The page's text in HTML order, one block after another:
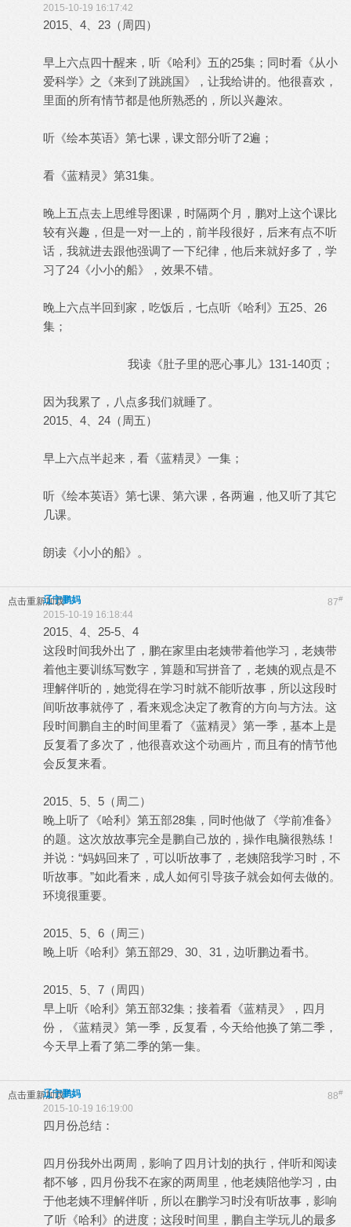
2015-10-19 16:17:42
2015、4、23（周四）
早上六点四十醒来，听《哈利》五的25集；同时看《从小
爱科学》之《来到了跳跳国》，让我给讲的。他很喜欢，
里面的所有情节都是他所熟悉的，所以兴趣浓。
听《绘本英语》第七课，课文部分听了2遍；
看《蓝精灵》第31集。
晚上五点去上思维导图课，时隔两个月，鹏对上这个课比
较有兴趣，但是一对一上的，前半段很好，后来有点不听
话，我就进去跟他强调了一下纪律，他后来就好多了，学
习了24《小小的船》，效果不错。
晚上六点半回到家，吃饭后，七点听《哈利》五25、26
集；
我读《肚子里的恶心事儿》131-140页；
因为我累了，八点多我们就睡了。
2015、4、24（周五）
早上六点半起来，看《蓝精灵》一集；
听《绘本英语》第七课、第六课，各两遍，他又听了其它
几课。
朗读《小小的船》。
点击重新加载 87#
辽宁鹏妈
2015-10-19 16:18:44
2015、4、25-5、4
这段时间我外出了，鹏在家里由老姨带着他学习，老姨带
着他主要训练写数字，算题和写拼音了，老姨的观点是不
理解伴听的，她觉得在学习时就不能听故事，所以这段时
间听故事就停了，看来观念决定了教育的方向与方法。这
段时间鹏自主的时间里看了《蓝精灵》第一季，基本上是
反复看了多次了，他很喜欢这个动画片，而且有的情节他
会反复来看。
2015、5、5（周二）
晚上听了《哈利》第五部28集，同时他做了《学前准备》
的题。这次放故事完全是鹏自己放的，操作电脑很熟练！
并说：“妈妈回来了，可以听故事了，老姨陪我学习时，不
听故事。”如此看来，成人如何引导孩子就会如何去做的。
环境很重要。
2015、5、6（周三）
晚上听《哈利》第五部29、30、31，边听鹏边看书。
2015、5、7（周四）
早上听《哈利》第五部32集；接着看《蓝精灵》，四月
份，《蓝精灵》第一季，反复看，今天给他换了第二季，
今天早上看了第二季的第一集。
点击重新加载 88#
辽宁鹏妈
2015-10-19 16:19:00
四月份总结：
四月份我外出两周，影响了四月计划的执行，伴听和阅读
都不够，四月份我不在家的两周里，他老姨陪他学习，由
于他老姨不理解伴听，所以在鹏学习时没有听故事，影响
了听《哈利》的进度；这段时间里，鹏自主学玩儿的最多